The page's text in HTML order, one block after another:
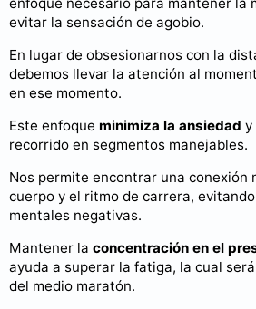
evitar la sensación de agobio.
En lugar de obsesionarnos con la
debemos llevar la atención al
en ese momento.
Este enfoque minimiza la ansiedad y
recorrido en segmentos manejables.
Nos permite encontrar una conexión
cuerpo y el ritmo de carrera,
mentales negativas.
Mantener la concentración en el
ayuda a superar la fatiga, la cual
del medio maratón.